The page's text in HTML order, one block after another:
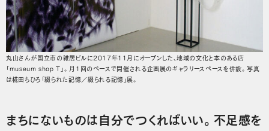
丸山さんが国立市の雑居ビルに2017年11月にオープンした、地域の文化と本のある店
「museum shop T」。月1回のペースで開催される企画展のギャラリースペースを併設。写真
は椛田ちひろ「綴られた記憶／綴られる記憶」展。
まちにないものは自分でつくればいい。不足感を